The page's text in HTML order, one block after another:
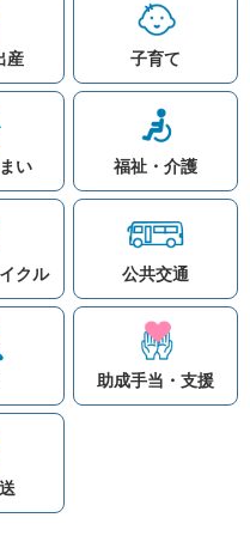
金
産 子育て
い 福祉・介護
クル 公共交通
助成手当・支援
リンク集
著作権と免責事項につ